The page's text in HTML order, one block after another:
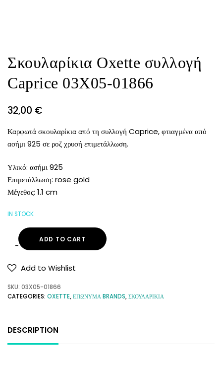
Σκουλαρίκια Oxette συλλογή
Caprice 03X05-01866
32,00 €
Καρφωτά σκουλαρίκια από τη συλλογή Caprice, φτιαγμένα από
ασήμι 925 σε ροζ χρυσή επιμετάλλωση.
Υλικό: ασήμι 925
Επιμετάλλωση: rose gold
Μέγεθος: 1.1 cm
IN STOCK
ADD TO CART
Add to Wishlist
SKU: 03X05-01866
CATEGORIES: OXETTE,ΕΠΩΝΥΜΑ BRANDS,ΣΚΟΥΛΑΡΙΚΙΑ
DESCRIPTION